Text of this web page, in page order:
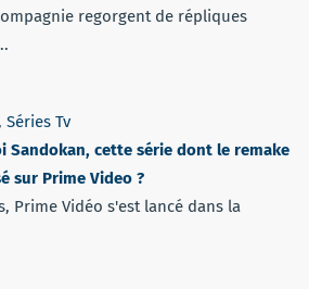
regorgent de répliques
, Séries Tv
Sandokan, cette série dont le remake
sur Prime Video ?
Prime Vidéo s'est lancé dans la